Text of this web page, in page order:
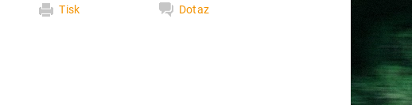
Tisk
Dotaz